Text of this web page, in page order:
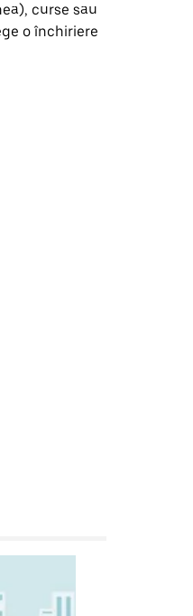
curse sau
o închiriere